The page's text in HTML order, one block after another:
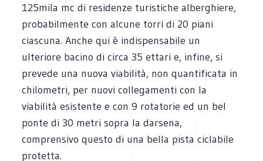
125mila mc di residenze turistiche alberghiere,
probabilmente con alcune torri di 20 piani
ciascuna. Anche qui è indispensabile un
ulteriore bacino di circa 35 ettari e, infine, si
prevede una nuova viabilità, non quantificata in
chilometri, per nuovi collegamenti con la
viabilità esistente e con 9 rotatorie ed un bel
ponte di 30 metri sopra la darsena,
comprensivo questo di una bella pista ciclabile
protetta.